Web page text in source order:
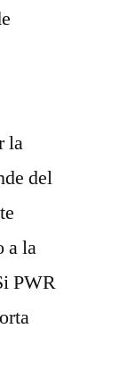
la
del
a la
PWR